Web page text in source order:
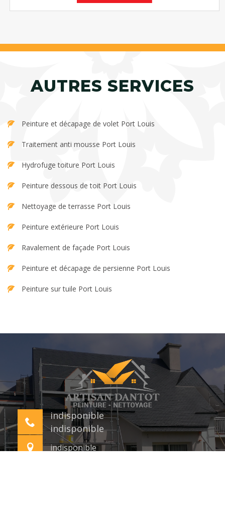
AUTRES SERVICES
Peinture et décapage de volet Port Louis
Traitement anti mousse Port Louis
Hydrofuge toiture Port Louis
Peinture dessous de toit Port Louis
Nettoyage de terrasse Port Louis
Peinture extérieure Port Louis
Ravalement de façade Port Louis
Peinture et décapage de persienne Port Louis
Peinture sur tuile Port Louis
indisponible
indisponible
indisponible